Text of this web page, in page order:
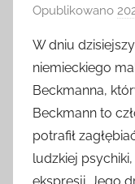
Opublikowano
W dniu
niemieckiego
Beckmanna,
Beckmann to
potrafił
ludzkiej
ekspresji. Jego